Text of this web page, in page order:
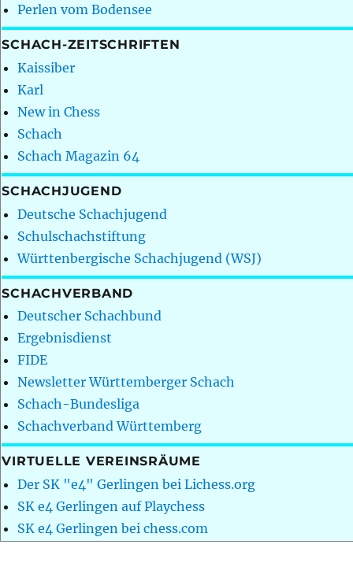
Perlen vom Bodensee
SCHACH-ZEITSCHRIFTEN
Kaissiber
Karl
New in Chess
Schach
Schach Magazin 64
SCHACHJUGEND
Deutsche Schachjugend
Schulschachstiftung
Württenbergische Schachjugend (WSJ)
SCHACHVERBAND
Deutscher Schachbund
Ergebnisdienst
FIDE
Newsletter Württemberger Schach
Schach-Bundesliga
Schachverband Württemberg
VIRTUELLE VEREINSRÄUME
Der SK "e4" Gerlingen bei Lichess.org
SK e4 Gerlingen auf Playchess
SK e4 Gerlingen bei chess.com